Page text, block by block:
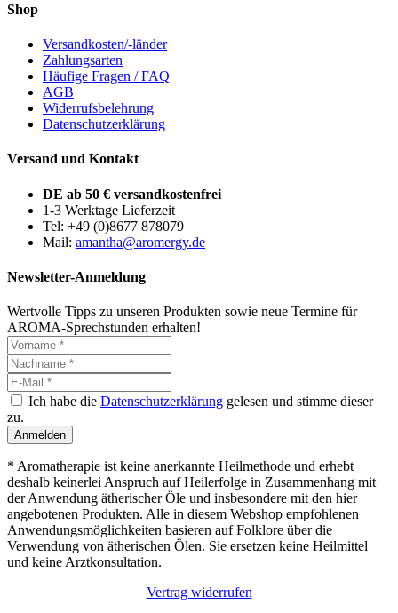
Shop
Versandkosten/-länder
Zahlungsarten
Häufige Fragen / FAQ
AGB
Widerrufsbelehrung
Datenschutzerklärung
Versand und Kontakt
DE ab 50 € versandkostenfrei
1-3 Werktage Lieferzeit
Tel: +49 (0)8677 878079
Mail: amantha@aromergy.de
Newsletter-Anmeldung
Wertvolle Tipps zu unseren Produkten sowie neue Termine für
AROMA-Sprechstunden erhalten!
Ich habe die Datenschutzerklärung gelesen und stimme dieser
zu.
Anmelden
* Aromatherapie ist keine anerkannte Heilmethode und erhebt
deshalb keinerlei Anspruch auf Heilerfolge in Zusammenhang mit
der Anwendung ätherischer Öle und insbesondere mit den hier
angebotenen Produkten. Alle in diesem Webshop empfohlenen
Anwendungsmöglichkeiten basieren auf Folklore über die
Verwendung von ätherischen Ölen. Sie ersetzen keine Heilmittel
und keine Arztkonsultation.
Vertrag widerrufen